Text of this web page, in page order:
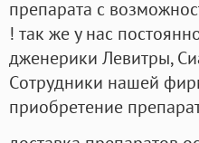
препарата с
! так же у нас
дженерики Левитры,
Cотрудники нашей
приобретение